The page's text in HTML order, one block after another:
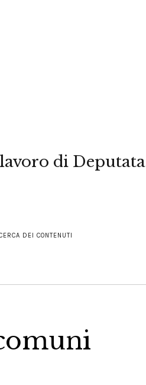
di Deputata
DEI CONTENUTI